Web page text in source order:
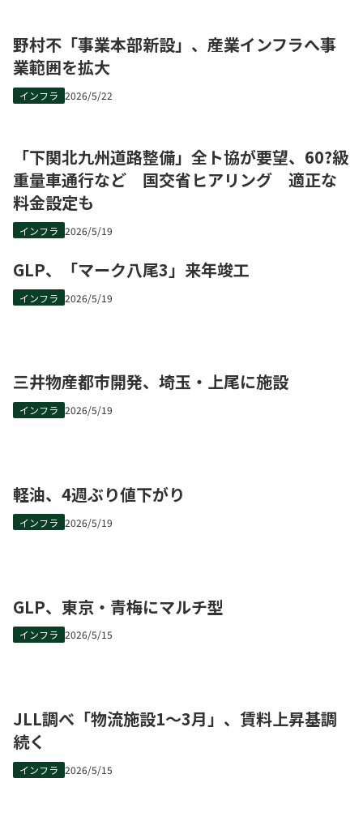
野村不「事業本部新設」、産業インフラへ事
業範囲を拡大
インフラ 2026/5/22
「下関北九州道路整備」全ト協が要望、60?級
重量車通行など 国交省ヒアリング 適正な
料金設定も
インフラ 2026/5/19
GLP、「マーク八尾3」来年竣工
インフラ 2026/5/19
三井物産都市開発、埼玉・上尾に施設
インフラ 2026/5/19
軽油、4週ぶり値下がり
インフラ 2026/5/19
GLP、東京・青梅にマルチ型
インフラ 2026/5/15
JLL調べ「物流施設1～3月」、賃料上昇基調
続く
インフラ 2026/5/15